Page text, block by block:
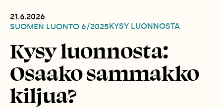
21.6.2026
SUOMEN LUONTO 6/2025KYSY LUONNOSTA
Kysy luonnosta:
Osaako sammakko
kiljua?